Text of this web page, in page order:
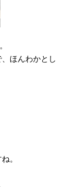
ほんわかとし
。